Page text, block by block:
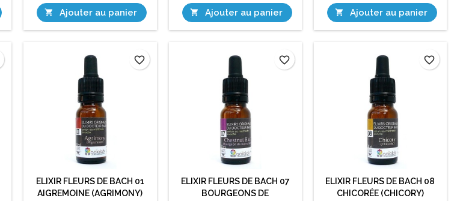
 Ajouter au panier  Ajouter au panier  Ajouter au panier
ELIXIR FLEURS DE BACH 01
AIGREMOINE (AGRIMONY)
favorite_border
ELIXIR FLEURS DE BACH 07
BOURGEONS DE
favorite_border
ELIXIR FLEURS DE BACH 08
CHICORÉE (CHICORY)
favorite_border